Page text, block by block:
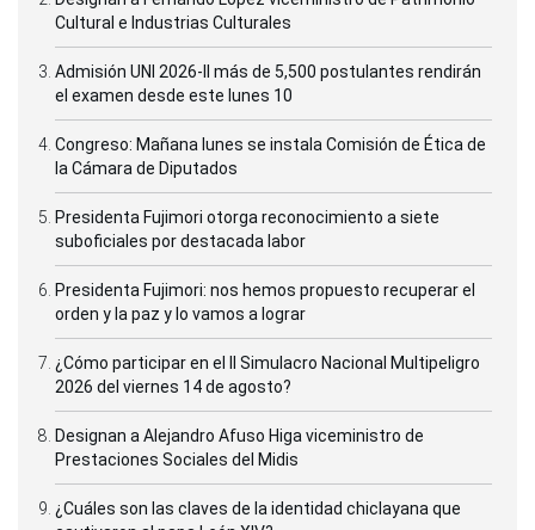
Cultural e Industrias Culturales
Admisión UNI 2026-II más de 5,500 postulantes rendirán
el examen desde este lunes 10
Congreso: Mañana lunes se instala Comisión de Ética de
la Cámara de Diputados
Presidenta Fujimori otorga reconocimiento a siete
suboficiales por destacada labor
Presidenta Fujimori: nos hemos propuesto recuperar el
orden y la paz y lo vamos a lograr
¿Cómo participar en el II Simulacro Nacional Multipeligro
2026 del viernes 14 de agosto?
Designan a Alejandro Afuso Higa viceministro de
Prestaciones Sociales del Midis
¿Cuáles son las claves de la identidad chiclayana que